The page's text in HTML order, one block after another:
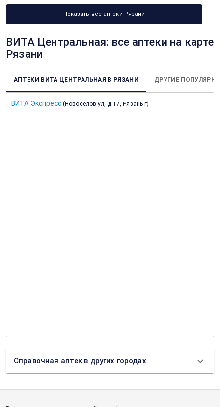
Показать все аптеки Рязани
ВИТА Центральная: все аптеки на карте
Рязани
АПТЕКИ ВИТА ЦЕНТРАЛЬНАЯ В РЯЗАНИ ДРУГИЕ
ВИТА Экспресс ( Новоселов ул, д.17, Рязань г)
Справочная аптек в других городах